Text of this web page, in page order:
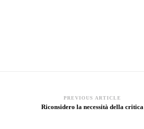
PREVIOUS ARTICLE
Riconsidero la necessità della critica